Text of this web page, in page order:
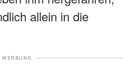
allein in die
WERBUNG